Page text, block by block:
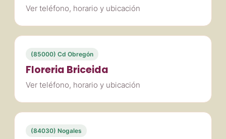
Ver teléfono, horario y ubicación
(85000) Cd Obregón
Floreria Briceida
Ver teléfono, horario y ubicación
(84030) Nogales